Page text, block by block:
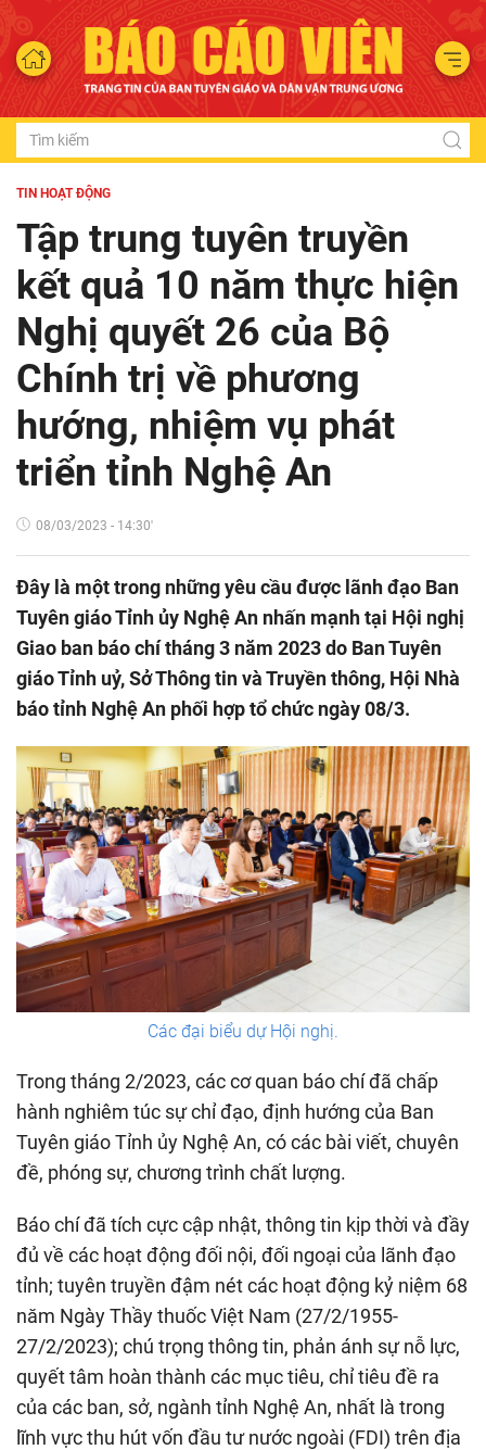
TIN HOẠT ĐỘNG
Tập trung tuyên truyền
kết quả 10 năm thực hiện
Nghị quyết 26 của Bộ
Chính trị về phương
hướng, nhiệm vụ phát
triển tỉnh Nghệ An
08/03/2023 - 14:30'
Đây là một trong những yêu cầu được lãnh đạo Ban
Tuyên giáo Tỉnh ủy Nghệ An nhấn mạnh tại Hội nghị
Giao ban báo chí tháng 3 năm 2023 do Ban Tuyên
giáo Tỉnh uỷ, Sở Thông tin và Truyền thông, Hội Nhà
báo tỉnh Nghệ An phối hợp tổ chức ngày 08/3.
Các đại biểu dự Hội nghị.
Trong tháng 2/2023, các cơ quan báo chí đã chấp
hành nghiêm túc sự chỉ đạo, định hướng của Ban
Tuyên giáo Tỉnh ủy Nghệ An, có các bài viết, chuyên
đề, phóng sự, chương trình chất lượng.
Báo chí đã tích cực cập nhật, thông tin kịp thời và đầy
đủ về các hoạt động đối nội, đối ngoại của lãnh đạo
tỉnh; tuyên truyền đậm nét các hoạt động kỷ niệm 68
năm Ngày Thầy thuốc Việt Nam (27/2/1955-
27/2/2023); chú trọng thông tin, phản ánh sự nỗ lực,
quyết tâm hoàn thành các mục tiêu, chỉ tiêu đề ra
của các ban, sở, ngành tỉnh Nghệ An, nhất là trong
lĩnh vực thu hút vốn đầu tư nước ngoài (FDI) trên địa